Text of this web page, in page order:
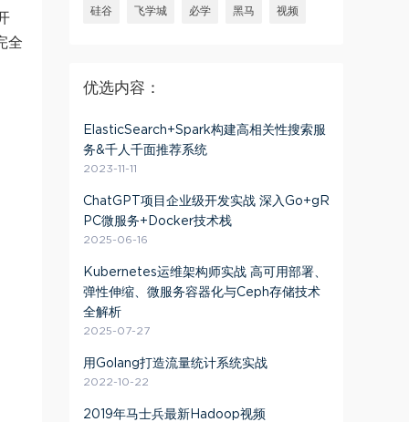
全
硅谷 飞学城 必学 黑马 视频
优选内容：
ElasticSearch+Spark构建高相关性搜索服
务&千人千面推荐系统
2023-11-11
ChatGPT项目企业级开发实战 深入Go+gR
PC微服务+Docker技术栈
2025-06-16
Kubernetes运维架构师实战 高可用部署、
弹性伸缩、微服务容器化与Ceph存储技术
全解析
2025-07-27
用Golang打造流量统计系统实战
2022-10-22
2019年马士兵最新Hadoop视频